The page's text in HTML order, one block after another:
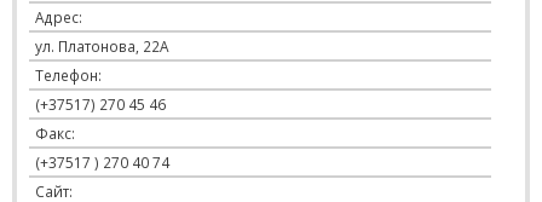
Адрес:
ул. Платонова, 22А
Телефон:
(+37517) 270 45 46
Факс:
(+37517 ) 270 40 74
Сайт: